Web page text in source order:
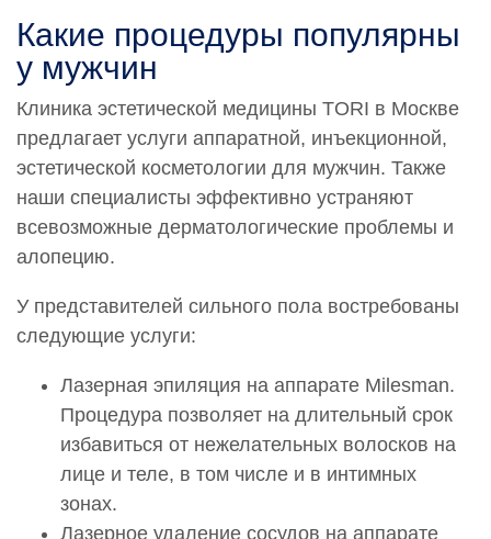
Какие процедуры популярны
у мужчин
Клиника эстетической медицины TORI в Москве
предлагает услуги аппаратной, инъекционной,
эстетической косметологии для мужчин. Также
наши специалисты эффективно устраняют
всевозможные дерматологические проблемы и
алопецию.
У представителей сильного пола востребованы
следующие услуги:
Лазерная эпиляция на аппарате Milesman.
Процедура позволяет на длительный срок
избавиться от нежелательных волосков на
лице и теле, в том числе и в интимных
зонах.
Лазерное удаление сосудов на аппарате